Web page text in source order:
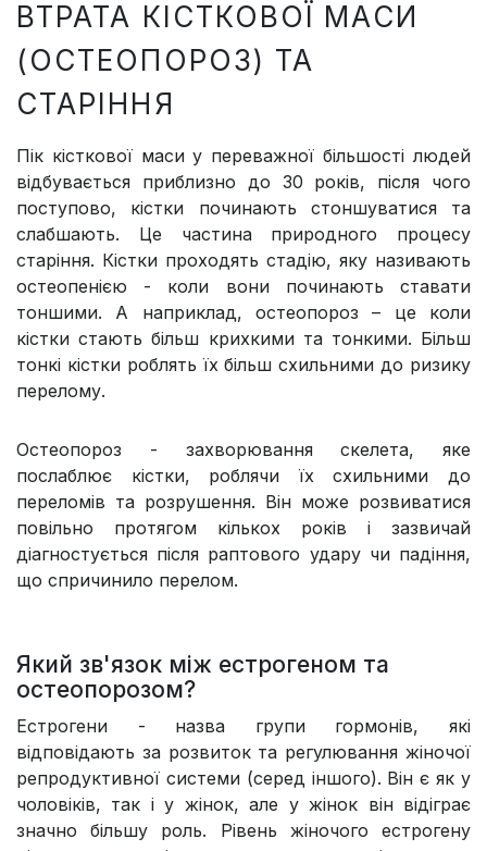
ВТРАТА КІСТКОВОЇ МАСИ
(ОСТЕОПОРОЗ) ТА
СТАРІННЯ
Пік кісткової маси у переважної більшості людей
відбувається приблизно до 30 років, після чого
поступово, кістки починають стоншуватися та
слабшають. Це частина природного процесу
старіння. Кістки проходять стадію, яку називають
остеопенією - коли вони починають ставати
тоншими. А наприклад, остеопороз – це коли
кістки стають більш крихкими та тонкими. Більш
тонкі кістки роблять їх більш схильними до ризику
перелому.
Остеопороз - захворювання скелета, яке
послаблює кістки, роблячи їх схильними до
переломів та розрушення. Він може розвиватися
повільно протягом кількох років і зазвичай
діагностується після раптового удару чи падіння,
що спричинило перелом.
Який зв'язок між естрогеном та
остеопорозом?
Естрогени - назва групи гормонів, які
відповідають за розвиток та регулювання жіночої
репродуктивної системи (серед іншого). Він є як у
чоловіків, так і у жінок, але у жінок він відіграє
значно більшу роль. Рівень жіночого естрогену